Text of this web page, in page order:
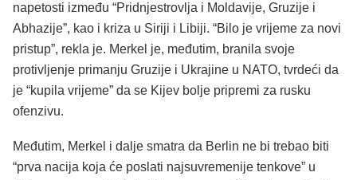
napetosti između “Pridnjestrovlja i Moldavije, Gruzije i
Abhazije”, kao i kriza u Siriji i Libiji. “Bilo je vrijeme za novi
pristup”, rekla je. Merkel je, međutim, branila svoje
protivljenje primanju Gruzije i Ukrajine u NATO, tvrdeći da
je “kupila vrijeme” da se Kijev bolje pripremi za rusku
ofenzivu.
Međutim, Merkel i dalje smatra da Berlin ne bi trebao biti
“prva nacija koja će poslati najsuvremenije tenkove” u